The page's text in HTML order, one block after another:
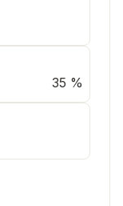
35 %